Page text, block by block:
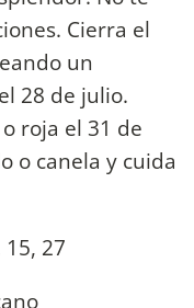
Cierra el
un
28 de julio.
roja el 31 de
o canela y cuida
27